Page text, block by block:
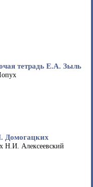
тетрадь Е.А. Зыль
Домогацких
Н.И. Алексеевский